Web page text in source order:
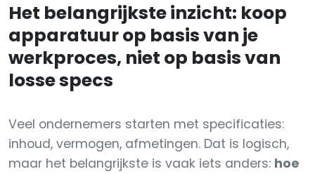
Het belangrijkste inzicht: koop
apparatuur op basis van je
werkproces, niet op basis van
losse specs
Veel ondernemers starten met specificaties:
inhoud, vermogen, afmetingen. Dat is logisch,
maar het belangrijkste is vaak iets anders: hoe